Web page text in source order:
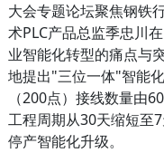
大会专题论坛聚焦钢铁
术PLC产品总监季忠川
业智能化转型的痛点与
地提出"三位一体"智能
（200点）接线数量由
工程周期从30天缩短至
停产智能化升级。